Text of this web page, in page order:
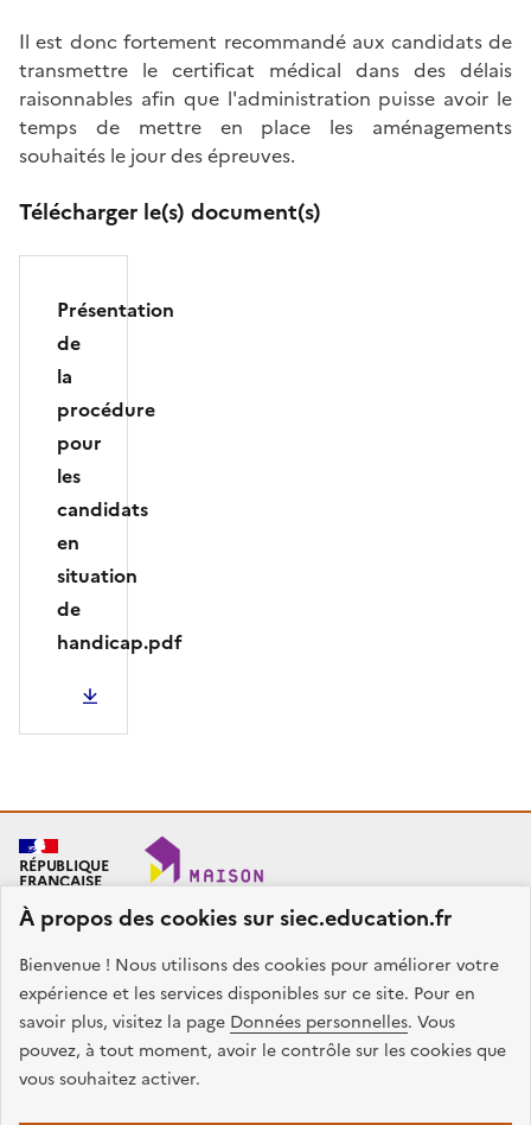
À propos des cookies sur siec.education.fr
Bienvenue ! Nous utilisons des cookies pour améliorer votre
expérience et les services disponibles sur ce site. Pour en
savoir plus, visitez la page Données personnelles. Vous
pouvez, à tout moment, avoir le contrôle sur les cookies que
vous souhaitez activer.
Il est donc fortement recommandé aux candidats de
transmettre le certificat médical dans des délais
raisonnables afin que l'administration puisse avoir le
temps de mettre en place les aménagements
souhaités le jour des épreuves.
Télécharger le(s) document(s)
Présentation
de
la
procédure
pour
les
candidats
en
situation
de
handicap.pdf
PDF - 635.49 Ko
RÉPUBLIQUE
FRANÇAISE
SIEC - Maison des examens
Académies de Créteil, Paris et Versailles
7, rue Ernest Renan
94749 ARCUEIL CEDEX
Nous contacter